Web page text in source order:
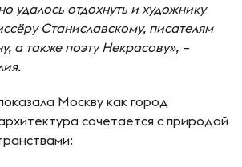
удалось отдохнуть и художнику
Станиславскому, писателям
а также поэту Некрасову», –
Москву как город
сочетается с природой